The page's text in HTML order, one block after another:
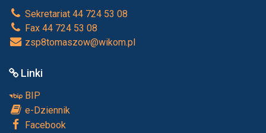
Sekretariat 44 724 53 08
Fax 44 724 53 08
zsp8tomaszow@wikom.pl
Linki
BIP
e-Dziennik
Facebook